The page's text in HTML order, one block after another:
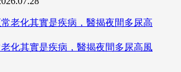
化其實是疾病，醫揭夜間多尿高風